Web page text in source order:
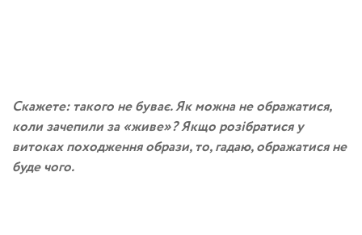
Скажете: такого не буває. Як можна не ображатися,
коли зачепили за «живе»? Якщо розібратися у
витоках походження образи, то, гадаю, ображатися не
буде чого.